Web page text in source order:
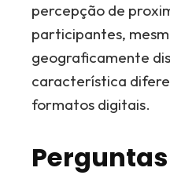
percepção de
participantes,
geograficamente
característica
formatos digitais.
Perguntas